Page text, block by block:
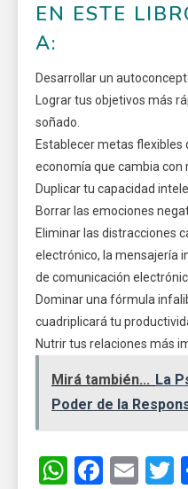
EN ESTE
A:
Desarrollar un
Lograr tus objetivos más
soñado.
Establecer metas flexibles
economía que cambia con
Duplicar tu capacidad
Borrar las emociones
Eliminar las distracciones
electrónico, la mensajería
de comunicación
Dominar una fórmula
cuadriplicará tu
Nutrir tus relaciones más
Mirá también... La
Poder de la